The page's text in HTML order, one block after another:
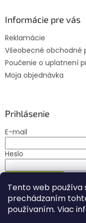
Tento web používa
prechádzaním
používaním. Viac
Informácie pre vás
Reklamácie
Všeobecné obchodné
Poučenie o uplatnení
Moja objednávka
Prihlásenie
E-mail
Heslo
Nová registrácia